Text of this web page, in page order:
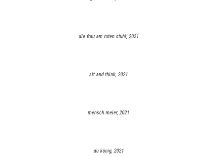
die frau am roten stuhl, 2021
sit and think, 2021
mensch meier, 2021
du könig, 2021